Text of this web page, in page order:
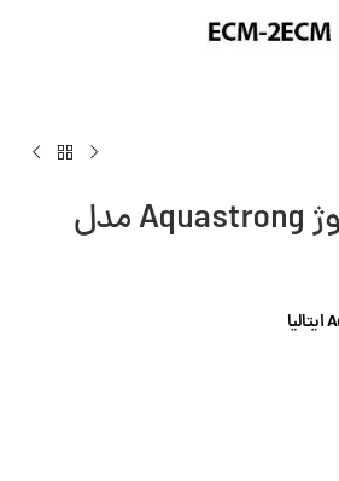
پمپ سانتریفیوژ Aquastrong مدل